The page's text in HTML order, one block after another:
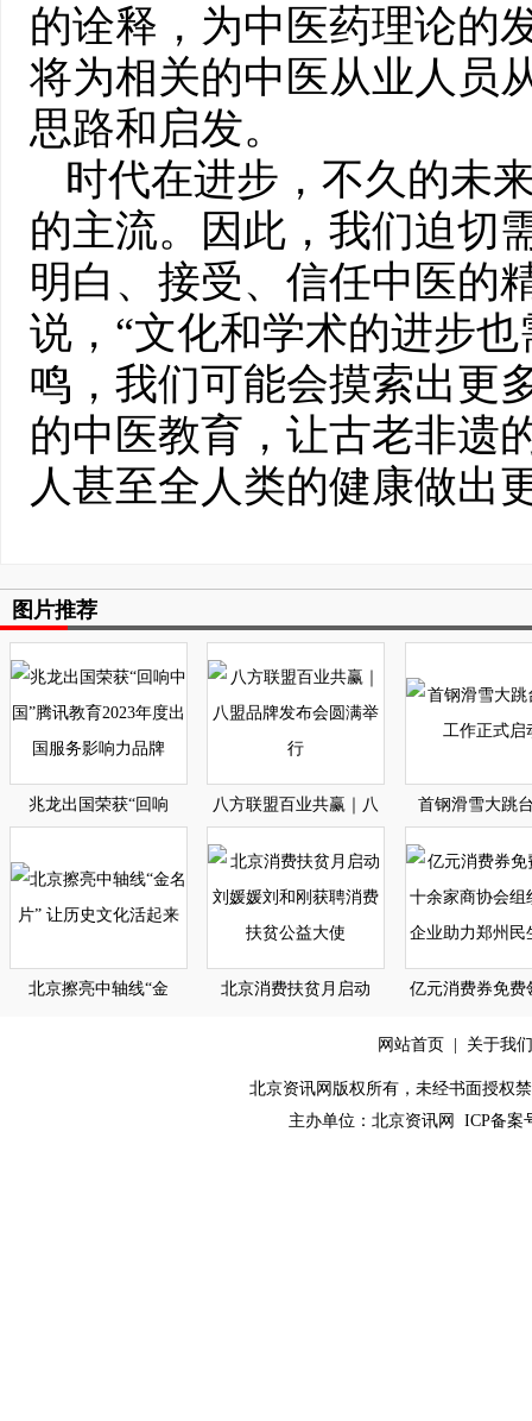
的诠释，为中医药理论的
将为相关的中医从业人员
思路和启发。
时代在进步，不久的未
的主流。因此，我们迫切
明白、接受、信任中医的
说，“文化和学术的进步
鸣，我们可能会摸索出更
的中医教育，让古老非遗
人甚至全人类的健康做出
图片推荐
兆龙出国荣获“回响 八方联盟百业共赢｜八 首钢滑雪大跳
北京擦亮中轴线“金 北京消费扶贫月启动 亿元消费券免费
网站首页 关于我们
北京资讯网版权所有，未经书面授权
主办单位： 北京资讯网 ICP备案